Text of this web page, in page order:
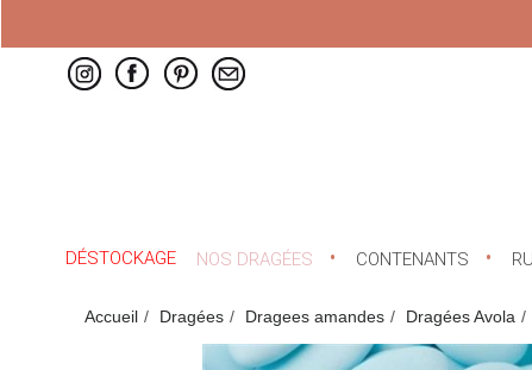
DÉSTOCKAGE NOS DRAGÉES CONTENANTS
Accueil Dragées Dragees amandes Dragées Avola